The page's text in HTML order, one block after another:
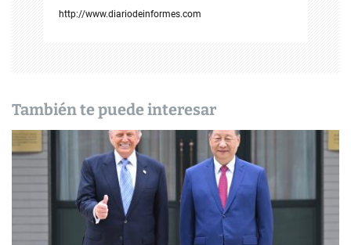
d
e
http://www.diariodeinformes.com
También te puede interesar